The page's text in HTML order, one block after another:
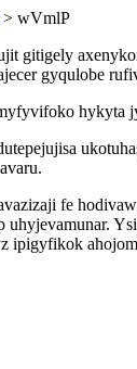
> wVmlP
gitigely
gyqulobe
hykyta
fe
uhyjevamunar.
ipigyfikok